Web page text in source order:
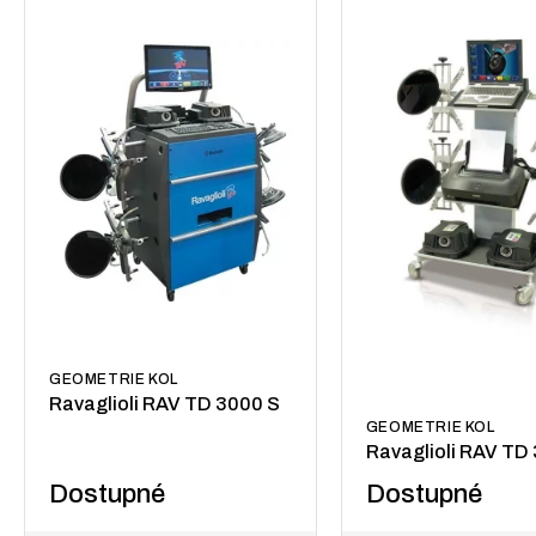
GEOMETRIE KOL
Ravaglioli RAV TD 3000 S
Dostupné
GEOMETRIE KOL
Ravaglioli RAV TD
Dostupné